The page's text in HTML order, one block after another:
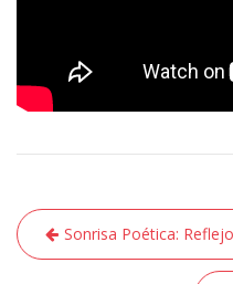
Navegación
de
Sonrisa Poética: